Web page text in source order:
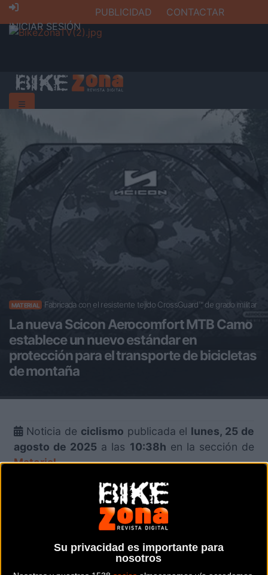
Su privacidad es importante para
nosotros
INICIAR SESIÓN
PUBLICIDAD CONTACTAR
MATERIAL Fabricada con el resistente tejido CrossGuard™ de grado militar
La nueva Scicon Aerocomfort MTB Camo
establece un nuevo estándar en
protección para el transporte de bicicletas
de montaña
Noticia de ciclismo publicada el lunes, 25 de
agosto de 2025 a las 10:38h en la sección de
Material
La bolsa para bicicleta plegable Aerocomfort
MTB de Scicon Sports, con estructura de
protección del cuadro, hace que cargar y
descargar la bicicleta sea un proceso rápido e
indoloro. Su diseño compacto y sus dos
laterales plegables facilitan la carga. Puede